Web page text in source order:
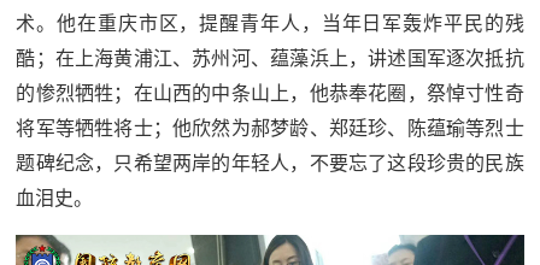
术。他在重庆市区，提醒青年人，当年日军轰炸平民的残
酷；在上海黄浦江、苏州河、蕴藻浜上，讲述国军逐次抵抗
的惨烈牺牲；在山西的中条山上，他恭奉花圈，祭悼寸性奇
将军等牺牲将士；他欣然为郝梦龄、郑廷珍、陈蕴瑜等烈士
题碑纪念，只希望两岸的年轻人，不要忘了这段珍贵的民族
血泪史。